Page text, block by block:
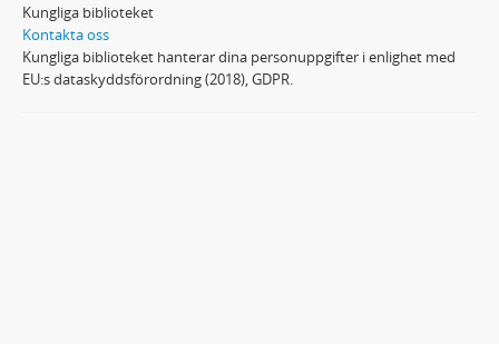
Kungliga biblioteket
Kontakta oss
Kungliga biblioteket hanterar dina personuppgifter i enlighet med
EU:s dataskyddsförordning (2018), GDPR.